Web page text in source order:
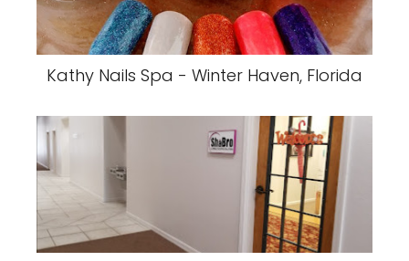
Kathy Nails Spa - Winter Haven, Florida